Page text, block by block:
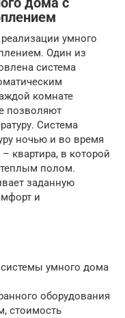
дома с
умного
Один из
система
комнате
позволяют
Система
ночью и во время
квартира, в которой
теплым полом.
заданную
и
умного дома
оборудования
стоимость